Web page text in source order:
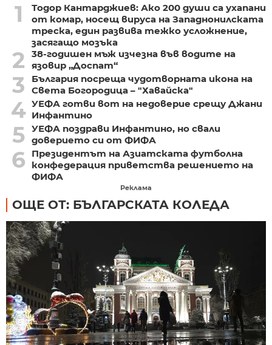
1
Тодор Кантарджиев: Ако 200 души са ухапани
от комар, носещ вируса на Западнонилската
треска, един развива тежко усложнение,
засягащо мозъка
2
38-годишен мъж изчезна във водите на
язовир „Доспат“
3
България посреща чудотворната икона на
Света Богородица – "Хавайска"
4 УЕФА готви вот на недоверие срещу Джани
Инфантино
5 УЕФА поздрави Инфантино, но свали
доверието си от ФИФА
6
Президентът на Азиатската футболна
конфедерация приветства решението на
ФИФА
Реклама
ОЩЕ ОТ: БЪЛГАРСКАТА КОЛЕДА